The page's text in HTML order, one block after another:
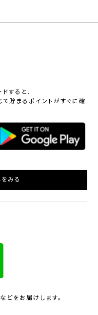
すると、
貯まるポイントがすぐに確
みる
どをお届けします。